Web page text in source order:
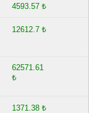
4593.57 ₺
12612.7 ₺
62571.61
₺
1371.38 ₺